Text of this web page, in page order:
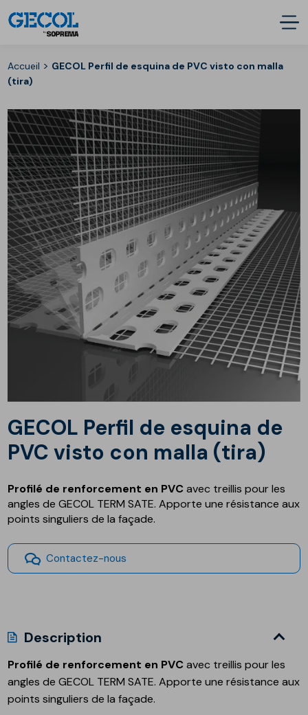
Accueil > GECOL Perfil de esquina de PVC visto con malla
(tira)
GECOL Perfil de esquina de
PVC visto con malla (tira)
Profilé de renforcement en PVCavec treillis pour les
angles de GECOL TERM SATE. Apporte une résistance aux
points singuliers de la façade.
Contactez-nous
Description
Profilé de renforcement en PVCavec treillis pour les
angles de GECOL TERM SATE. Apporte une résistance aux
points singuliers de la façade.